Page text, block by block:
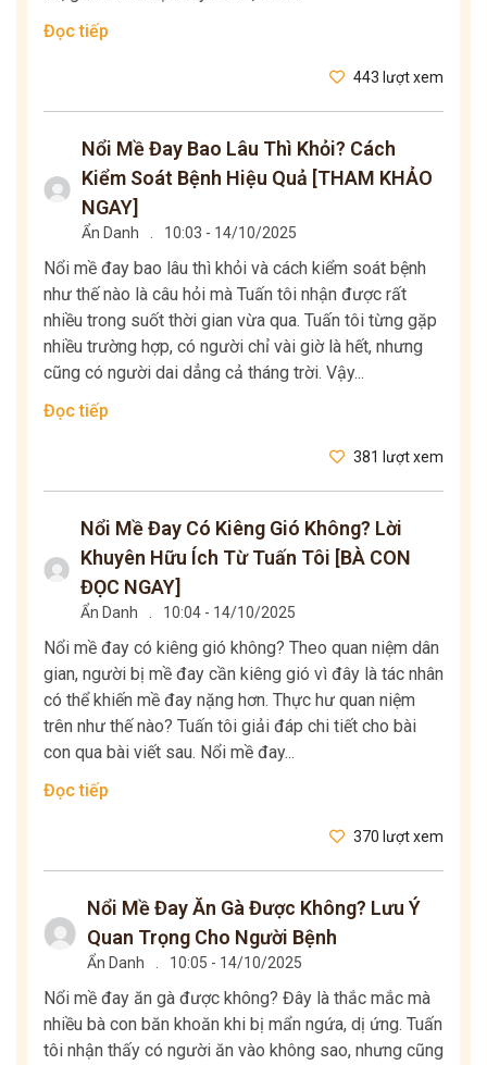
Đọc tiếp
443 lượt xem
Nổi Mề Đay Bao Lâu Thì Khỏi? Cách
Kiểm Soát Bệnh Hiệu Quả [THAM KHẢO
NGAY]
Ẩn Danh 10:03 - 14/10/2025
Nổi mề đay bao lâu thì khỏi và cách kiểm soát bệnh
như thế nào là câu hỏi mà Tuấn tôi nhận được rất
nhiều trong suốt thời gian vừa qua. Tuấn tôi từng gặp
nhiều trường hợp, có người chỉ vài giờ là hết, nhưng
cũng có người dai dẳng cả tháng trời. Vậy...
Đọc tiếp
381 lượt xem
Nổi Mề Đay Có Kiêng Gió Không? Lời
Khuyên Hữu Ích Từ Tuấn Tôi [BÀ CON
ĐỌC NGAY]
Ẩn Danh 10:04 - 14/10/2025
Nổi mề đay có kiêng gió không? Theo quan niệm dân
gian, người bị mề đay cần kiêng gió vì đây là tác nhân
có thể khiến mề đay nặng hơn. Thực hư quan niệm
trên như thế nào? Tuấn tôi giải đáp chi tiết cho bài
con qua bài viết sau. Nổi mề đay...
Đọc tiếp
370 lượt xem
Nổi Mề Đay Ăn Gà Được Không? Lưu Ý
Quan Trọng Cho Người Bệnh
Ẩn Danh 10:05 - 14/10/2025
Nổi mề đay ăn gà được không? Đây là thắc mắc mà
nhiều bà con băn khoăn khi bị mẩn ngứa, dị ứng. Tuấn
tôi nhận thấy có người ăn vào không sao, nhưng cũng